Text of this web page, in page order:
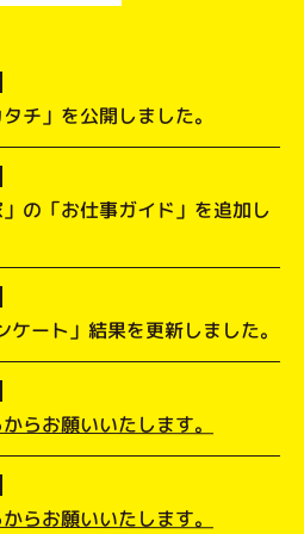
チ」を公開しました。
の「お仕事ガイド」を追加し
ケート」結果を更新しました。
らお願いいたします。
らお願いいたします。